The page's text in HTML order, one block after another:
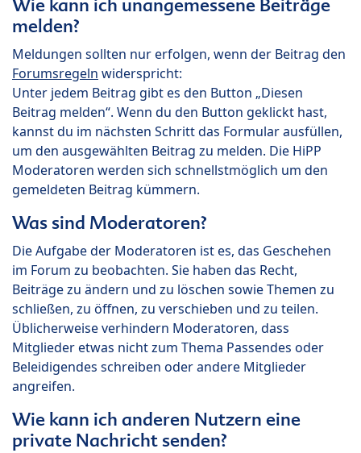
Wie kann ich unangemessene Beiträge
melden?
Meldungen sollten nur erfolgen, wenn der Beitrag den
Forumsregeln widerspricht:
Unter jedem Beitrag gibt es den Button „Diesen
Beitrag melden“. Wenn du den Button geklickt hast,
kannst du im nächsten Schritt das Formular ausfüllen,
um den ausgewählten Beitrag zu melden. Die HiPP
Moderatoren werden sich schnellstmöglich um den
gemeldeten Beitrag kümmern.
Was sind Moderatoren?
Die Aufgabe der Moderatoren ist es, das Geschehen
im Forum zu beobachten. Sie haben das Recht,
Beiträge zu ändern und zu löschen sowie Themen zu
schließen, zu öffnen, zu verschieben und zu teilen.
Üblicherweise verhindern Moderatoren, dass
Mitglieder etwas nicht zum Thema Passendes oder
Beleidigendes schreiben oder andere Mitglieder
angreifen.
Wie kann ich anderen Nutzern eine
private Nachricht senden?